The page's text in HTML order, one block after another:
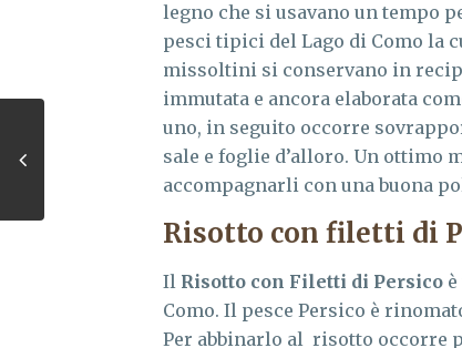
legno che si usavano un tempo
pesci tipici del Lago di Como la
missoltini si conservano in
immutata e ancora elaborata
uno, in seguito occorre
sale e foglie d’alloro. Un ottimo
accompagnarli con una buona
Risotto con filetti di
Il Risotto con Filetti di Persico
Como. Il pesce Persico è
Per abbinarlo al risotto